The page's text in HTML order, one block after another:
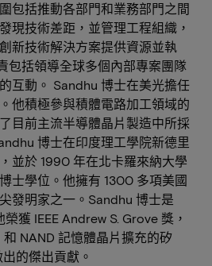
包括推動各部門和業務部門之間
現技術差距，並管理工程組織，
新技術解決方案提供資源並執
包括領導全球多個內部專案團隊
互動。 Sandhu 博士在美光擔任
他積極參與積體電路加工領域的
目前主流半導體晶片製造中所採
博士在印度理工學院新德里
並於 1990 年在北卡羅來納大學
士學位。他擁有 1300 多項美國
發明家之一。Sandhu 博士是
獲 IEEE Andrew S. Grove 獎，
NAND 記憶體晶片擴充的矽
的傑出貢獻。